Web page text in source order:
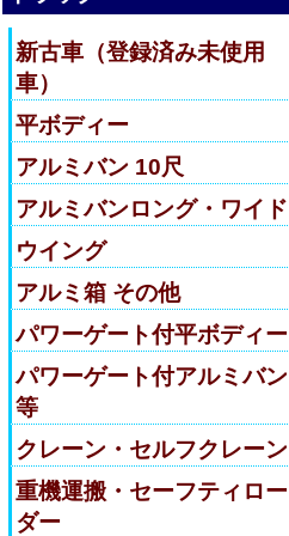
新古車（登録済み未使用
車）
平ボディー
アルミバン 10尺
アルミバンロング・ワイド
ウイング
アルミ箱 その他
パワーゲート付平ボディー
パワーゲート付アルミバン
等
クレーン・セルフクレーン
重機運搬・セーフティロー
ダー